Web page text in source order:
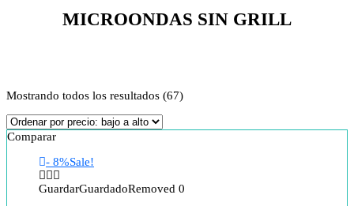
MICROONDAS SIN GRILL
Mostrando todos los resultados (67)
Comparar
- 8%Sale!
GuardarGuardadoRemoved 0